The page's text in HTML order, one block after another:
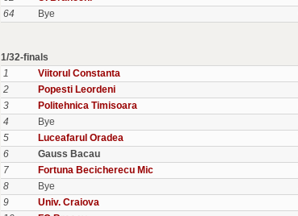
64
Bye
1/32-finals
1
Viitorul Constanta
2
Popesti Leordeni
3
Politehnica Timisoara
4
Bye
5
Luceafarul Oradea
6
Gauss Bacau
7
Fortuna Becicherecu Mic
8
Bye
9
Univ. Craiova